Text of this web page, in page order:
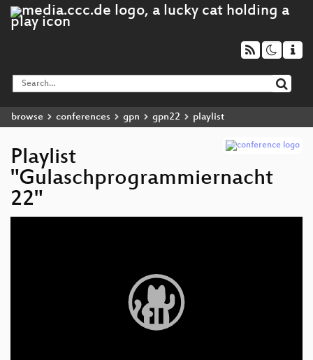
browse conferences gpn gpn22 playlist
Playlist
"Gulaschprogrammiernacht
22"